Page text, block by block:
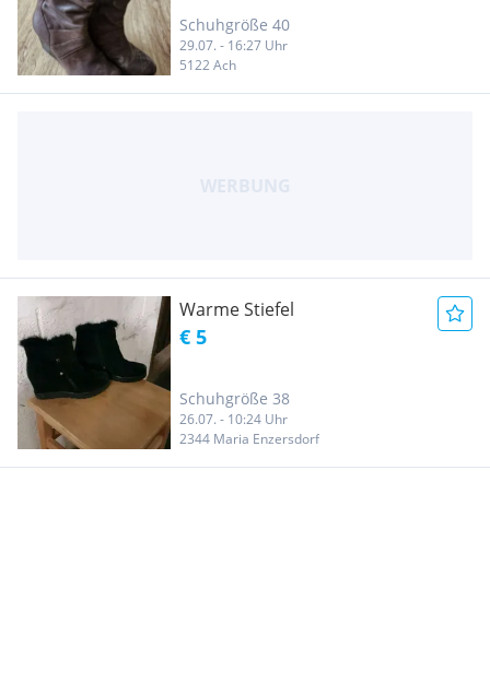
Schuhgröße 40
29.07. - 16:27 Uhr
5122 Ach
Warme Stiefel
€ 5
Schuhgröße 38
26.07. - 10:24 Uhr
2344 Maria Enzersdorf